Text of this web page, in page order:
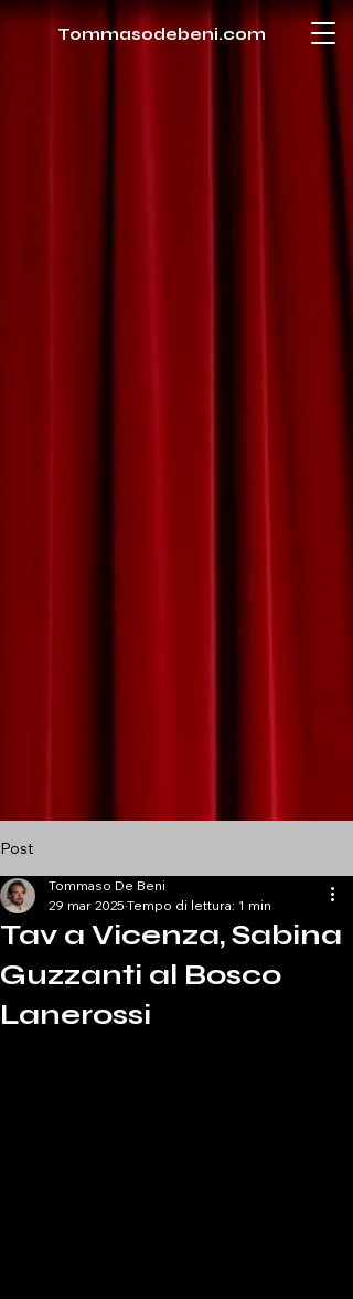
Tommasodebeni.com
Post
Tav a Vicenza, Sabina
Guzzanti al Bosco
Lanerossi
Tommaso De Beni
29 mar 2025 Tempo di lettura: 1 min